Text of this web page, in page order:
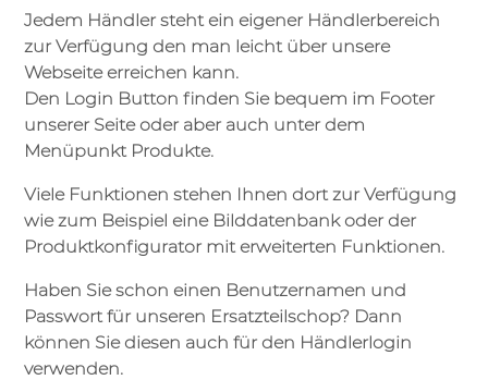
Jedem Händler steht ein eigener Händlerbereich
zur Verfügung den man leicht über unsere
Webseite erreichen kann.
Den Login Button finden Sie bequem im Footer
unserer Seite oder aber auch unter dem
Menüpunkt Produkte.
Viele Funktionen stehen Ihnen dort zur Verfügung
wie zum Beispiel eine Bilddatenbank oder der
Produktkonfigurator mit erweiterten Funktionen.
Haben Sie schon einen Benutzernamen und
Passwort für unseren Ersatzteilschop? Dann
können Sie diesen auch für den Händlerlogin
verwenden.